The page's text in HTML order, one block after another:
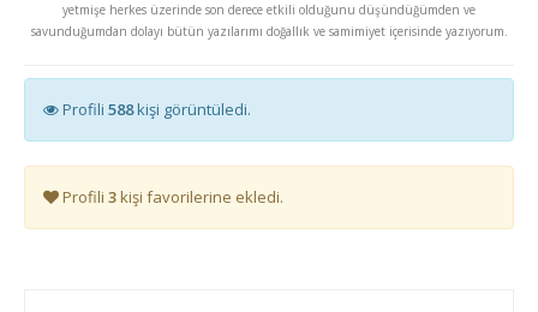
yetmişe herkes üzerinde son derece etkili olduğunu düşündüğümden ve
savunduğumdan dolayı bütün yazılarımı doğallık ve samimiyet içerisinde yazıyorum.
Profili 588kişi görüntüledi.
Profili 3kişi favorilerine ekledi.